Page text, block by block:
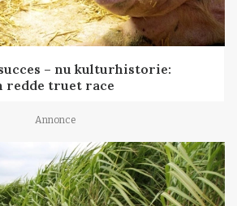
– nu kulturhistorie:
redde truet race
Annonce